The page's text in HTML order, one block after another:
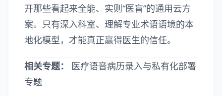
开那些看起来全能、实则“医盲”的通用云方
案。只有深入科室、理解专业术语语境的本
地化模型，才能真正赢得医生的信任。
相关专题：
医疗语音病历录入与私有化部署
专题